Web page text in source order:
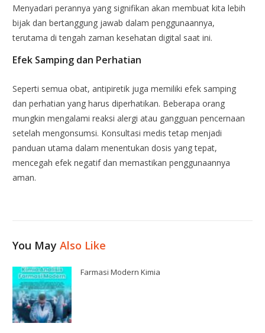
Menyadari perannya yang signifikan akan membuat kita lebih
bijak dan bertanggung jawab dalam penggunaannya,
terutama di tengah zaman kesehatan digital saat ini.
Efek Samping dan Perhatian
Seperti semua obat, antipiretik juga memiliki efek samping
dan perhatian yang harus diperhatikan. Beberapa orang
mungkin mengalami reaksi alergi atau gangguan pencernaan
setelah mengonsumsi. Konsultasi medis tetap menjadi
panduan utama dalam menentukan dosis yang tepat,
mencegah efek negatif dan memastikan penggunaannya
aman.
You MayAlso Like
Farmasi Modern Kimia